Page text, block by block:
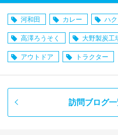
河和田 カレー ハク
高澤ろうそく 大野製炭工
アウトドア トラクター
訪問ブログ